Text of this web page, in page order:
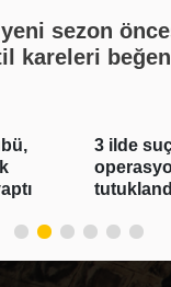
sezon
kareleri
3 ilde